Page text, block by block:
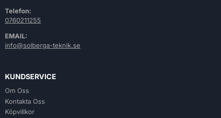
Telefon:
0760211255
EMAIL:
info@solberga-teknik.se
KUNDSERVICE
Om Oss
Kontakta Oss
Köpvillkor